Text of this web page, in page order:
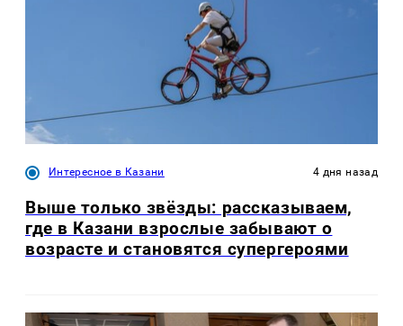
Интересное в Казани 4 дня назад
Выше только звёзды: рассказываем,
где в Казани взрослые забывают о
возрасте и становятся супергероями